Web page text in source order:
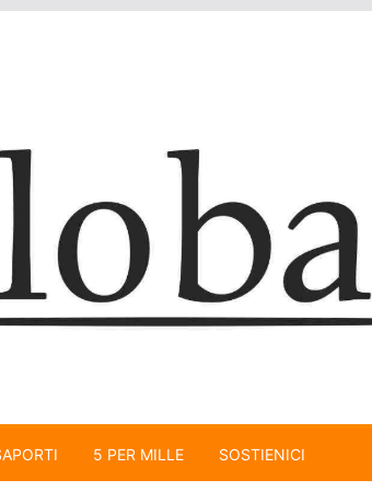
5 PER MILLE SOSTIENICI